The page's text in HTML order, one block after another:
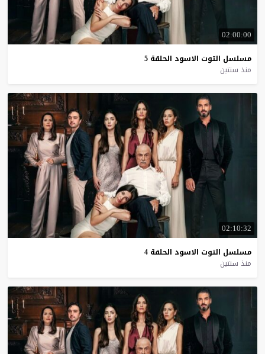
02:00:00
مسلسل التوت الاسود الحلقة 5
منذ سنتين
02:10:32
مسلسل التوت الاسود الحلقة 4
منذ سنتين